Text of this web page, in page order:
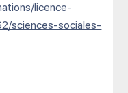
licence-
sciences-sociales-